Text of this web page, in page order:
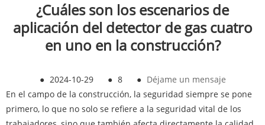
¿Cuáles son los escenarios de
aplicación del detector de gas cuatro
en uno en la construcción?
● 2024-10-29 ● 8 ● Déjame un mensaje
En el campo de la construcción, la seguridad siempre se pone
primero, lo que no solo se refiere a la seguridad vital de los